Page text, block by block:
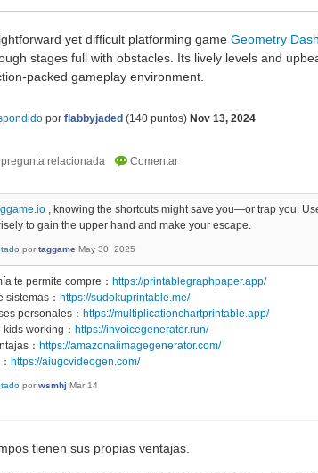
yet difficult platforming game Geometry
stages full with obstacles. Its lively levels and
packed gameplay environment.
por flabbyjaded (140 puntos) Nov 13, 2024
, knowing the shortcuts might save you—or trap you.
to gain the upper hand and make your escape.
por taggame May 30, 2025
te permite compre： https://printablegraphpaper.app/
sistemas： https://sudokuprintable.me/
personales： https://multiplicationchartprintable.app/
working： https://invoicegenerator.run/
： https://amazonaiimagegenerator.com/
https://aiugcvideogen.com/
por wsmhj Mar 14
tienen sus propias ventajas.